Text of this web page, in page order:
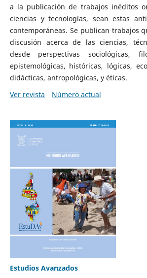
a la publicación de trabajos inéditos
ciencias y tecnologías, sean estas
contemporáneas. Se publican trabajos
discusión acerca de las ciencias,
desde perspectivas sociológicas,
epistemológicas, históricas, lógicas,
didácticas, antropológicas, y éticas.
Ver revista
Número actual
Estudios Avanzados